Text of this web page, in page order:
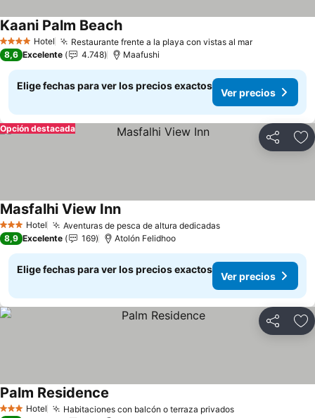
4 EstrellasHotel Restaurante frente a la playa con vistas al mar
Kaani Palm Beach
8,6 Excelente 4.748 Maafushi
Elige fechas para ver los precios exactos
Ver precios
Compartir
Opción destacada
3 Estrellas
Hotel Aventuras de pesca de altura dedicadas
Masfalhi View Inn
8,9 Excelente 169 Atolón Felidhoo
Elige fechas para ver los precios exactos
Ver precios
Compartir
3 Estrellas
Hotel Habitaciones con balcón o terraza privados
Palm Residence